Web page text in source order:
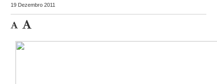
19 Dezembro 2011